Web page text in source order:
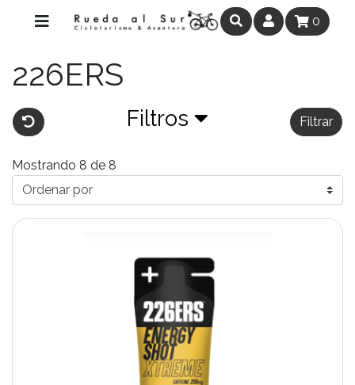
0
226ERS
Filtros Filtrar
Mostrando 8 de 8